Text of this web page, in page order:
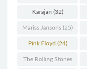
Karajan (32)
Mariss Jansons (25)
Pink Floyd (24)
The Rolling Stones